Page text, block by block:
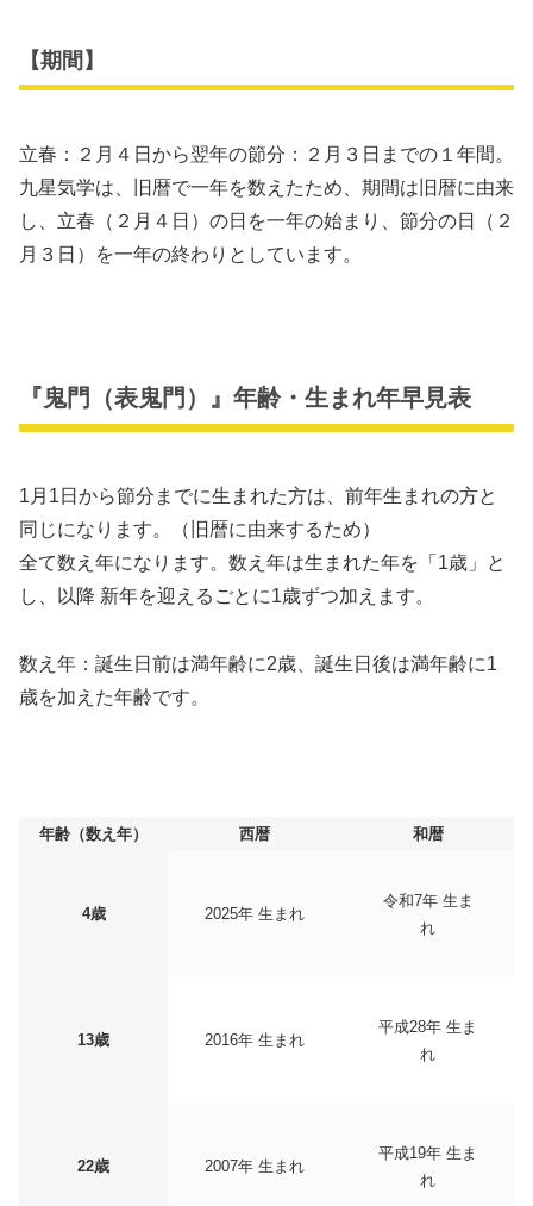
【期間】
立春：２月４日から翌年の節分：２月３日までの１年間。
九星気学は、旧暦で一年を数えたため、期間は旧暦に由来
し、立春（２月４日）の日を一年の始まり、節分の日（２
月３日）を一年の終わりとしています。
『鬼門（表鬼門）』年齢・生まれ年早見表
1月1日から節分までに生まれた方は、前年生まれの方と
同じになります。（旧暦に由来するため）
全て数え年になります。数え年は生まれた年を「1歳」と
し、以降 新年を迎えるごとに1歳ずつ加えます。
数え年：誕生日前は満年齢に2歳、誕生日後は満年齢に1
歳を加えた年齢です。
年齢（数え年） 西暦 和暦
4歳 2025年 生まれ
令和7年 生ま
れ
13歳 2016年 生まれ
平成28年 生ま
れ
22歳 2007年 生まれ
平成19年 生ま
れ